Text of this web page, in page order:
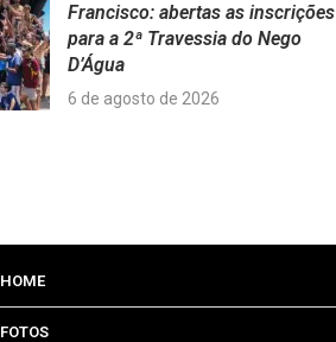
Francisco: abertas as inscrições
para a 2ª Travessia do Nego
D’Água
6 de agosto de 2026
HOME
FOTOS